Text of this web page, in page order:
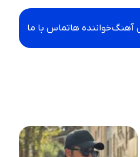
آهنگخواننده هاتماس با ما